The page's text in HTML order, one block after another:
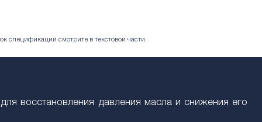
спецификаций смотрите в текстовой части.
восстановления давления масла и снижения его